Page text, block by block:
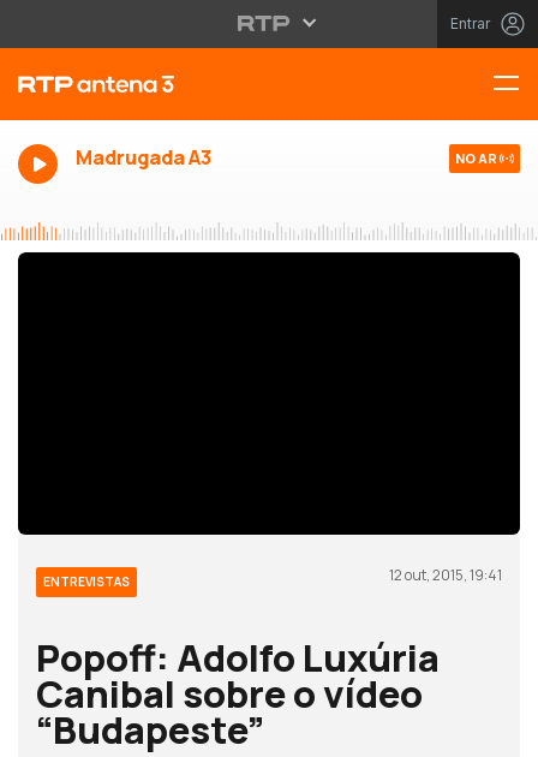
Entrar
Madrugada A3 NO AR
ENTREVISTAS 12 out, 2015, 19:41
Popoff: Adolfo Luxúria
Canibal sobre o vídeo
“Budapeste”